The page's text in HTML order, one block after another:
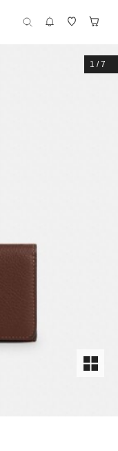
1 /7